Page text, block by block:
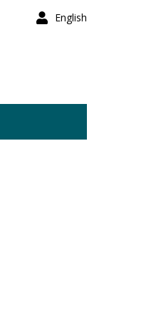
English